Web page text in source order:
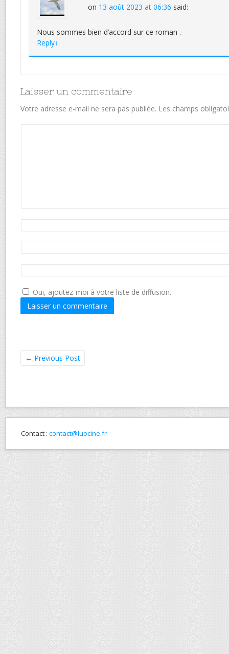
on 13 août 2023 at 06:36 said:
Nous sommes bien d’accord sur ce roman .
Reply↓
Laisser un commentaire
Votre adresse e-mail ne sera pas publiée. Les champs
Oui, ajoutez-moi à votre liste de diffusion.
← Previous Post
Contact : contact@luocine.fr